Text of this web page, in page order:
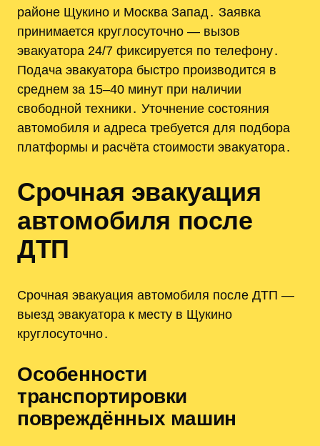
районе Щукино и Москва Запад․ Заявка
принимается круглосуточно — вызов
эвакуатора 24/7 фиксируется по телефону․
Подача эвакуатора быстро производится в
среднем за 15–40 минут при наличии
свободной техники․ Уточнение состояния
автомобиля и адреса требуется для подбора
платформы и расчёта стоимости эвакуатора․
Срочная эвакуация
автомобиля после
ДТП
Срочная эвакуация автомобиля после ДТП —
выезд эвакуатора к месту в Щукино
круглосуточно․
Особенности
транспортировки
повреждённых машин